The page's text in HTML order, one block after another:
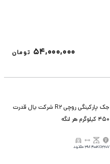
54,000,000 تومان
جک پارکینگی روچی R2 شرکت یال قدرت
450 کیلوگرم هر لنگه
220V
400KG
3M50تردد